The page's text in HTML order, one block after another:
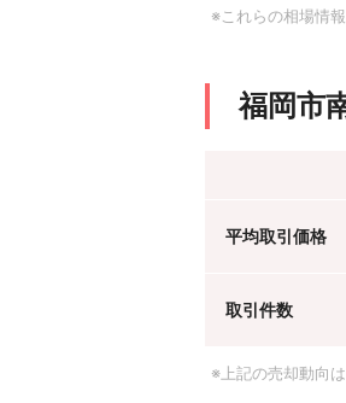
※これらの相場情
福岡市
平均取引価格
取引件数
※上記の売却動向